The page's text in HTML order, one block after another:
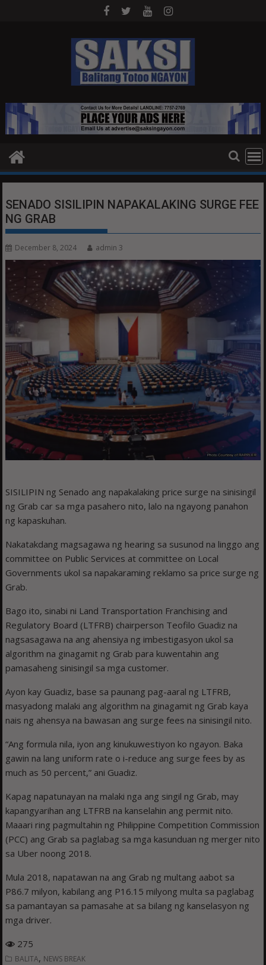
SENADO SISILIPIN NAPAKALAKING SURGE FEE
NG GRAB
December 8, 2024 admin 3
SISILIPIN ng Senado ang napakalaking price surge na sinisingil
ng Grab car sa mga pasahero nito, lalo na ngayong panahon
ng kapaskuhan.
Nakatakdang magsagawa ng hearing sa susunod na linggo ang
committee on Public Services at committee on Local
Governments ukol sa napakaraming reklamo sa price surge ng
Grab.
Bago ito, sinabi ni Land Transportation Franchising and
Regulatory Board (LTFRB) chairperson Teofilo Guadiz na
nagsasagawa na ang ahensiya ng imbestigasyon ukol sa
algorithm na ginagamit ng Grab para kuwentahin ang
pamasaheng sinisingil sa mga customer.
Ayon kay Guadiz, base sa paunang pag-aaral ng LTFRB,
masyadong malaki ang algorithm na ginagamit ng Grab kaya
nais ng ahensya na bawasan ang surge fees na sinisingil nito.
“Ang formula nila, iyon ang kinukuwestiyon ko ngayon. Baka
gawin na lang uniform rate o i-reduce ang surge fees by as
much as 50 percent,” ani Guadiz.
Kapag napatunayan na malaki nga ang singil ng Grab, may
kapangyarihan ang LTFRB na kanselahin ang permit nito.
Maaari ring pagmultahin ng Philippine Competition Commission
(PCC) ang Grab sa paglabag sa mga kasunduan ng merger nito
sa Uber noong 2018.
Mula 2018, napatawan na ang Grab ng multang aabot sa
P86.7 milyon, kabilang ang P16.15 milyong multa sa paglabag
sa pamantayan sa pamasahe at sa bilang ng kanselasyon ng
mga driver.
275
BALITA, NEWS BREAK